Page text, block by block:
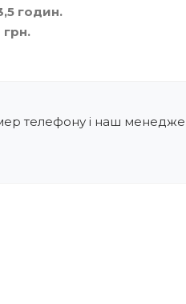
годин.
грн.
телефону і наш